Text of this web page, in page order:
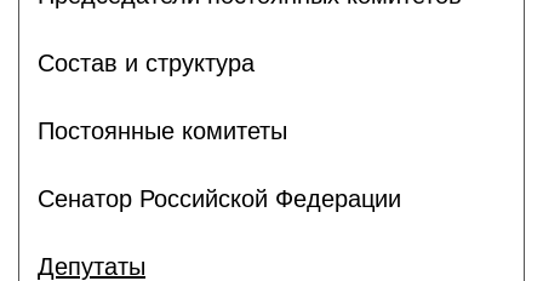
Состав и структура
Постоянные комитеты
Сенатор Российской Федерации
Депутаты